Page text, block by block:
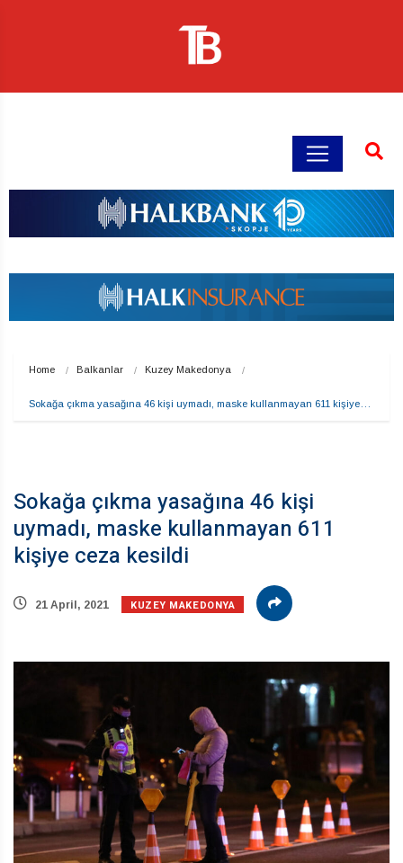
Home Balkanlar Kuzey Makedonya
Sokağa çıkma yasağına 46 kişi uymadı, maske kullanmayan 611 kişiye…
Sokağa çıkma yasağına 46 kişi
uymadı, maske kullanmayan 611
kişiye ceza kesildi
21 April, 2021 KUZEY MAKEDONYA